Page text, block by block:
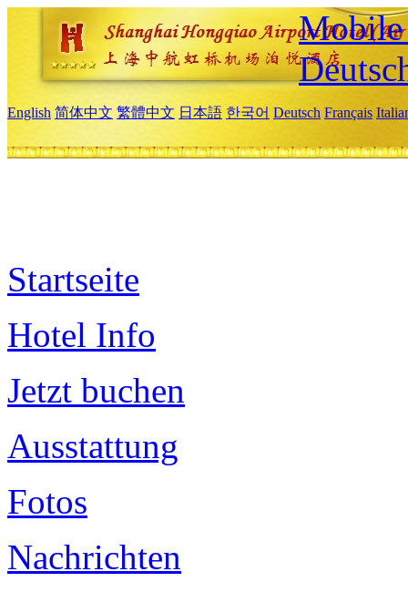
Mobile
English 简体中文 繁體中文 日本語 한국어 Deutsch Français
Startseite
Hotel Info
Jetzt buchen
Ausstattung
Fotos
Nachrichten